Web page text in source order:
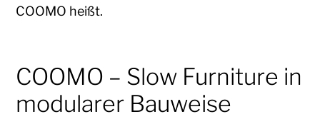
COOMO heißt.
COOMO – Slow Furniture in
modularer Bauweise